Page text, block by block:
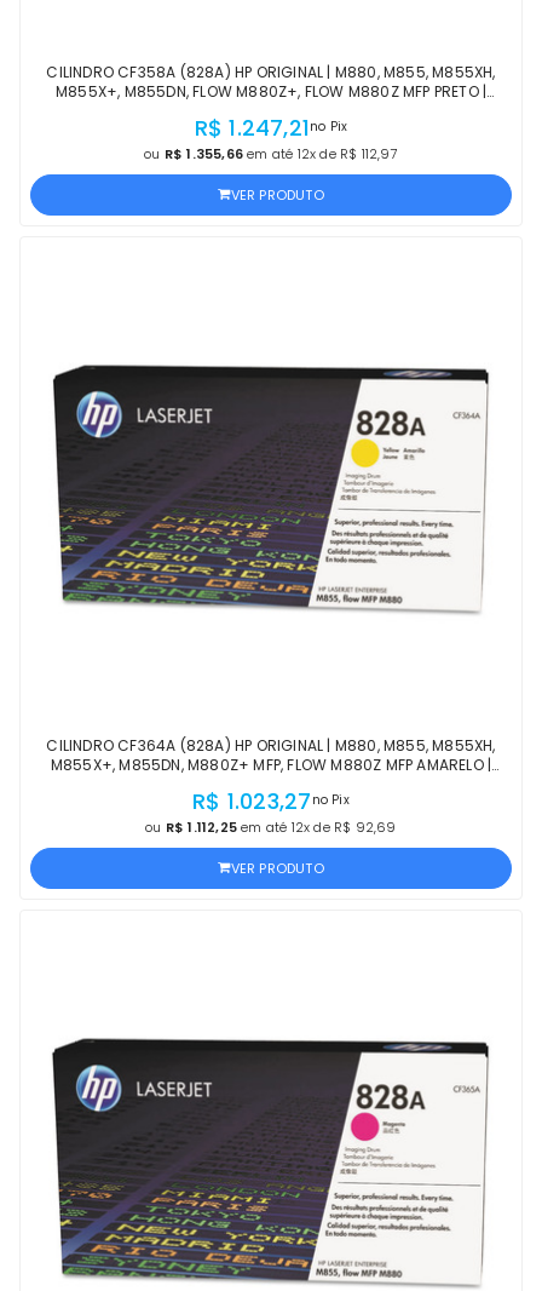
CILINDRO CF358A (828A) HP ORIGINAL | M880, M855, M855XH,
M855X+, M855DN, FLOW M880Z+, FLOW M880Z MFP PRETO |
R$ 1.247,21no Pix
ou R$ 1.355,66em até 12x de R$ 112,97
VER PRODUTO
CILINDRO CF364A (828A) HP ORIGINAL | M880, M855, M855XH,
M855X+, M855DN, M880Z+ MFP, FLOW M880Z MFP AMARELO |
R$ 1.023,27 no Pix
ou R$ 1.112,25em até 12x de R$ 92,69
VER PRODUTO